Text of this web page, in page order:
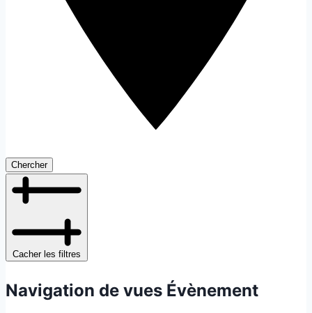
Chercher
Cacher les filtres
Navigation de vues Évènement